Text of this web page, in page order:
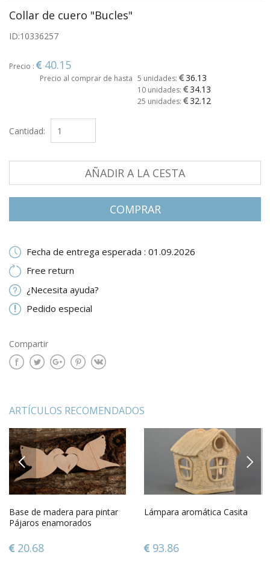
Collar de cuero "Bucles"
ID:10336257
Precio : 40.15
Precio al comprar de hasta 5 unidades: 36.13
10 unidades: 34.13
25 unidades: 32.12
Cantidad:
AÑADIR A LA CESTA
СOMPRAR
Fecha de entrega esperada : 01.09.2026
Free return
¿Necesita ayuda?
Pedido especial
Compartir
ARTÍCULOS RECOMENDADOS
PREVIOUS
Base de madera para pintar
Pájaros enamorados
20.68
Lámpara aromática Casita
93.86
NEXT